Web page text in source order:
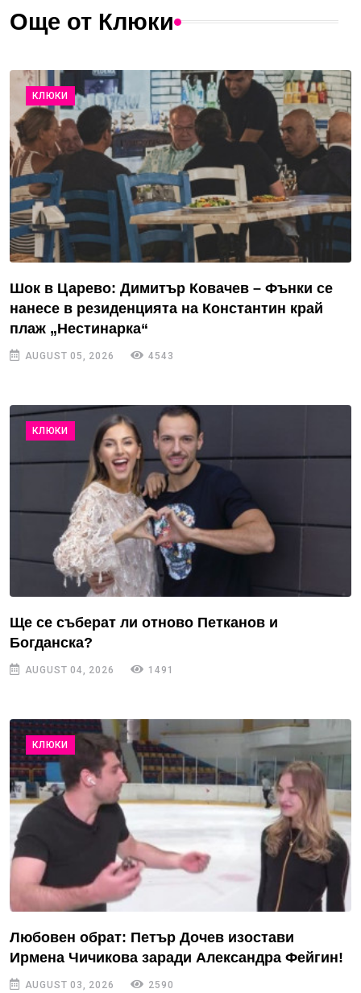
Още от Клюки
КЛЮКИ
Шок в Царево: Димитър Ковачев – Фънки се
нанесе в резиденцията на Константин край
плаж „Нестинарка“
AUGUST 05, 2026 4543
КЛЮКИ
Ще се съберат ли отново Петканов и
Богданска?
AUGUST 04, 2026 1491
КЛЮКИ
Любовен обрат: Петър Дочев изостави
Ирмена Чичикова заради Александра Фейгин!
AUGUST 03, 2026 2590